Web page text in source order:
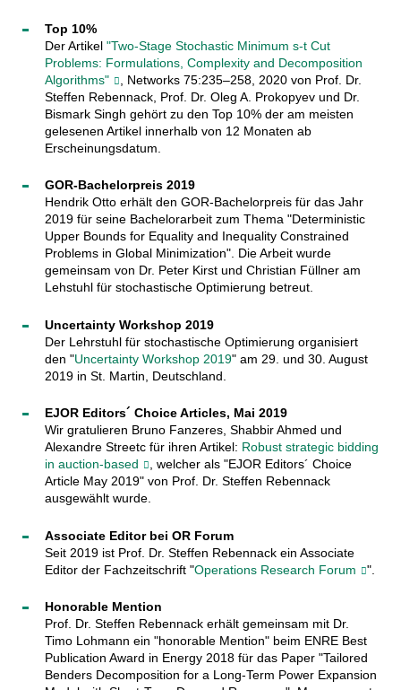
Top 10%
Der Artikel "Two-Stage Stochastic Minimum s-t Cut
Problems: Formulations, Complexity and Decomposition
Algorithms"
, Networks 75:235–258, 2020 von Prof. Dr.
Steffen Rebennack, Prof. Dr. Oleg A. Prokopyev und Dr.
Bismark Singh gehört zu den Top 10% der am meisten
gelesenen Artikel innerhalb von 12 Monaten ab
Erscheinungsdatum.
GOR-Bachelorpreis 2019
Hendrik Otto erhält den GOR-Bachelorpreis für das Jahr
2019 für seine Bachelorarbeit zum Thema "Deterministic
Upper Bounds for Equality and Inequality Constrained
Problems in Global Minimization". Die Arbeit wurde
gemeinsam von Dr. Peter Kirst und Christian Füllner am
Lehstuhl für stochastische Optimierung betreut.
Uncertainty Workshop 2019
Der Lehrstuhl für stochastische Optimierung organisiert
den "Uncertainty Workshop 2019" am 29. und 30. August
2019 in St. Martin, Deutschland.
EJOR Editors´ Choice Articles, Mai 2019
Wir gratulieren Bruno Fanzeres, Shabbir Ahmed und
Alexandre Streetc für ihren Artikel: Robust strategic bidding
in auction-based
, welcher als "EJOR Editors´ Choice
Article May 2019" von Prof. Dr. Steffen Rebennack
ausgewählt wurde.
Associate Editor bei OR Forum
Seit 2019 ist Prof. Dr. Steffen Rebennack ein Associate
Editor der Fachzeitschrift "Operations Research Forum ".
Honorable Mention
Prof. Dr. Steffen Rebennack erhält gemeinsam mit Dr.
Timo Lohmann ein "honorable Mention" beim ENRE Best
Publication Award in Energy 2018 für das Paper "Tailored
Benders Decomposition for a Long-Term Power Expansion